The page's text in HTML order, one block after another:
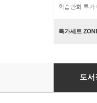
학습만화 특가
특가세트
세상의 중
도서